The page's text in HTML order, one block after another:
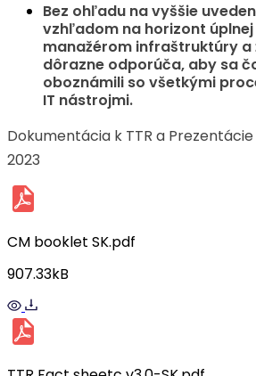
Bez ohľadu na vyššie
vzhľadom na horizont
manažérom infraštruktúry
dôrazne odporúča, aby sa
oboznámili so všetkými
IT nástrojmi.
Dokumentácia k TTR a Prezentácie
2023
CM booklet SK.pdf
907.33kB